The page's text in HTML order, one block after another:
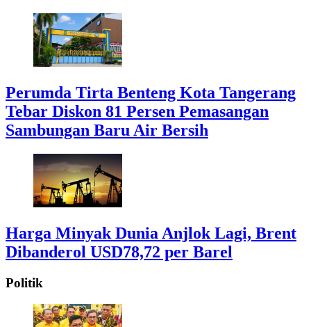
Perumda Tirta Benteng Kota Tangerang
Tebar Diskon 81 Persen Pemasangan
Sambungan Baru Air Bersih
Harga Minyak Dunia Anjlok Lagi, Brent
Dibanderol USD78,72 per Barel
Politik